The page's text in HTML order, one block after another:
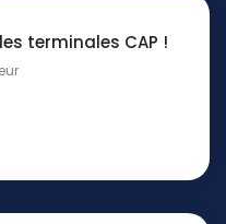
terminales CAP !